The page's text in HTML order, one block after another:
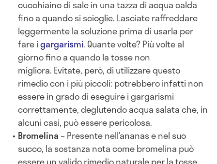
cucchiaino di sale in una tazza di acqua calda
fino a quando si scioglie. Lasciate raffreddare
leggermente la soluzione prima di usarla per
fare igargarismi. Quante volte? Più volte al
giorno fino a quando la tosse non
migliora. Evitate, però, di utilizzare questo
rimedio con i più piccoli: potrebbero infatti non
essere in grado di eseguire i gargarismi
correttamente, deglutendo acqua salata che, in
alcuni casi, può essere pericolosa.
Bromelina – Presente nell’ananas e nel suo
succo, la sostanza nota come bromelina può